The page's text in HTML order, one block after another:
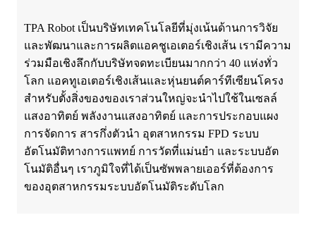
TPA Robot เป็นบริษัทเทคโนโลยีที่มุ่งเน้นด้านการวิจัย
และพัฒนาและการผลิตแอคชูเอเตอร์เชิงเส้น เรามีความ
ร่วมมือเชิงลึกกับบริษัทจดทะเบียนมากกว่า 40 แห่งทั่ว
โลก แอคทูเอเตอร์เชิงเส้นและหุ่นยนต์คาร์ทีเซียนโครง
สำหรับตั้งสิ่งของของเราส่วนใหญ่จะนำไปใช้ในเซลล์
แสงอาทิตย์ พลังงานแสงอาทิตย์ และการประกอบแผง
การจัดการ สารกึ่งตัวนำ อุตสาหกรรม FPD ระบบ
อัตโนมัติทางการแพทย์ การวัดที่แม่นยำ และระบบอัต
โนมัติอื่นๆ เราภูมิใจที่ได้เป็นซัพพลายเออร์ที่ต้องการ
ของอุตสาหกรรมระบบอัตโนมัติระดับโลก